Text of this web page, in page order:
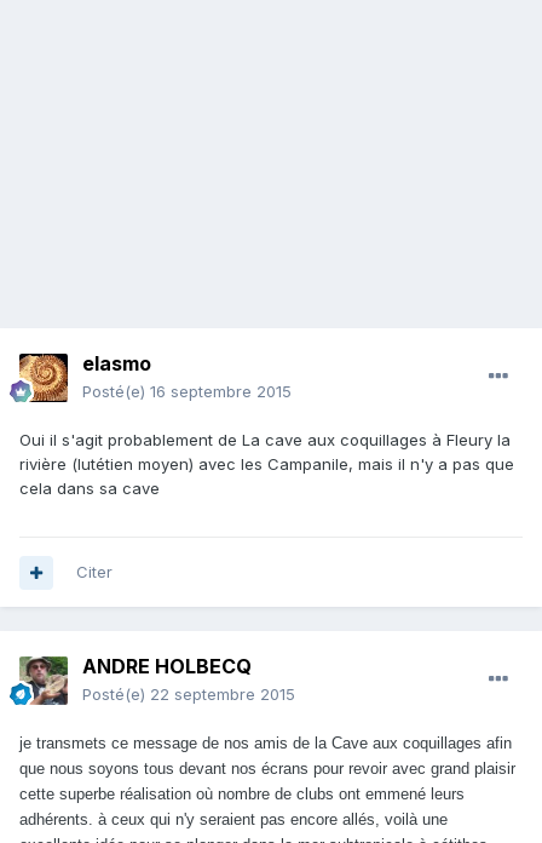
elasmo
Posté(e) 16 septembre 2015
Oui il s'agit probablement de La cave aux coquillages à Fleury la
rivière (lutétien moyen) avec les Campanile, mais il n'y a pas que
cela dans sa cave
Citer
ANDRE HOLBECQ
Posté(e) 22 septembre 2015
je transmets ce message de nos amis de la Cave aux coquillages afin
que nous soyons tous devant nos écrans pour revoir avec grand plaisir
cette superbe réalisation où nombre de clubs ont emmené leurs
adhérents. à ceux qui n'y seraient pas encore allés, voilà une